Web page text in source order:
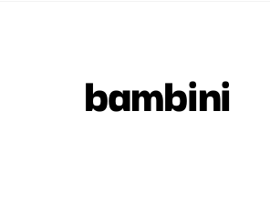
bambini